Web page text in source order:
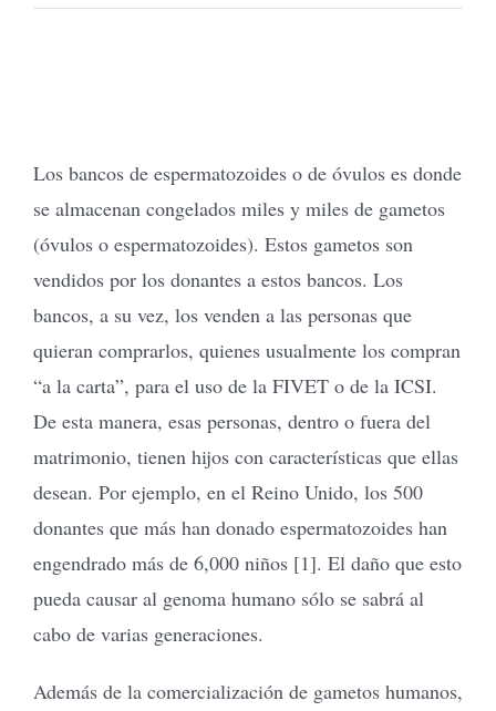
Cómo Donar
Los bancos de espermatozoides o de óvulos es donde
se almacenan congelados miles y miles de gametos
(óvulos o espermatozoides). Estos gametos son
vendidos por los donantes a estos bancos. Los
bancos, a su vez, los venden a las personas que
quieran comprarlos, quienes usualmente los compran
“a la carta”, para el uso de la FIVET o de la ICSI.
De esta manera, esas personas, dentro o fuera del
matrimonio, tienen hijos con características que ellas
desean. Por ejemplo, en el Reino Unido, los 500
donantes que más han donado espermatozoides han
engendrado más de 6,000 niños [1]. El daño que esto
pueda causar al genoma humano sólo se sabrá al
cabo de varias generaciones.
Además de la comercialización de gametos humanos,